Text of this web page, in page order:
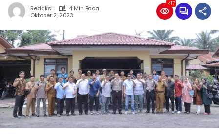
Redaksi
4 Min Baca
Oktober 2, 2023
417